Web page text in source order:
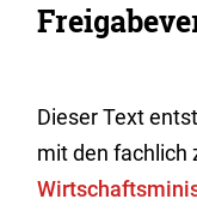
Dieser Text
mit den fachlich